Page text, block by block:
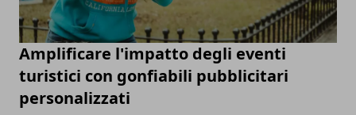
Amplificare l'impatto degli eventi
turistici con gonfiabili pubblicitari
personalizzati